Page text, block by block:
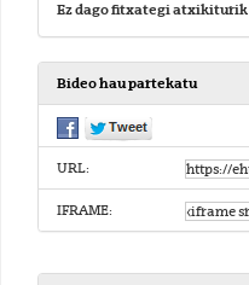
Ez dago fitxategi atxikiturik
Bideo hau partekatu
URL:
IFRAME: